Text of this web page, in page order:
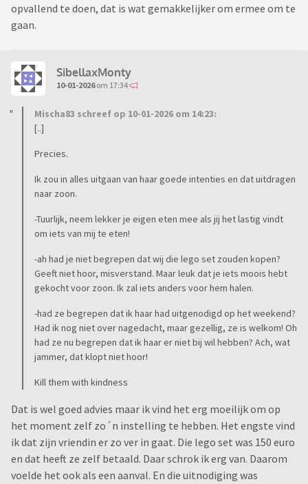
opvallend te doen, dat is wat gemakkelijker om ermee om te
gaan.
SibellaxMonty
10-01-2026om 17:34
Mischa83 schreef op 10-01-2026 om 14:23:
[..]
Precies.
Ik zou in alles uitgaan van haar goede intenties en dat uitdragen
naar zoon.
-Tuurlijk, neem lekker je eigen eten mee als jij het lastig vindt
om iets van mij te eten!
-ah had je niet begrepen dat wij die lego set zouden kopen?
Geeft niet hoor, misverstand. Maar leuk dat je iets moois hebt
gekocht voor zoon. Ik zal iets anders voor hem halen.
-had ze begrepen dat ik haar had uitgenodigd op het weekend?
Had ik nog niet over nagedacht, maar gezellig, ze is welkom! Oh
had ze nu begrepen dat ik haar er niet bij wil hebben? Ach, wat
jammer, dat klopt niet hoor!
Kill them with kindness
Dat is wel goed advies maar ik vind het erg moeilijk om op
het moment zelf zo´n instelling te hebben. Het engste vind
ik dat zijn vriendin er zo ver in gaat. Die lego set was 150 euro
en dat heeft ze zelf betaald. Daar schrok ik erg van. Daarom
voelde het ook als een aanval. En die uitnodiging was